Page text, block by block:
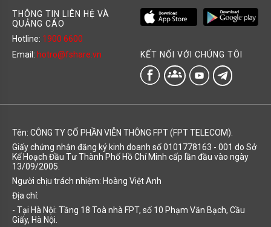
THÔNG TIN LIÊN HỆ VÀ
QUẢNG CÁO
Hotline: 1900 6600
Email: hotro@fshare.vn KẾT NỐI VỚI CHÚNG TÔI
groups
Tên: CÔNG TY CỔ PHẦN VIỄN THÔNG FPT (FPT TELECOM).
Giấy chứng nhận đăng ký kinh doanh số 0101778163 - 001 do Sở
Kế Hoạch Đầu Tư Thành Phố Hồ Chí Minh cấp lần đầu vào ngày
13/09/2005.
Người chịu trách nhiệm: Hoàng Việt Anh
Địa chỉ:
- Tại Hà Nội: Tầng 18 Toà nhà FPT, số 10 Phạm Văn Bạch, Cầu
Giấy, Hà Nội.